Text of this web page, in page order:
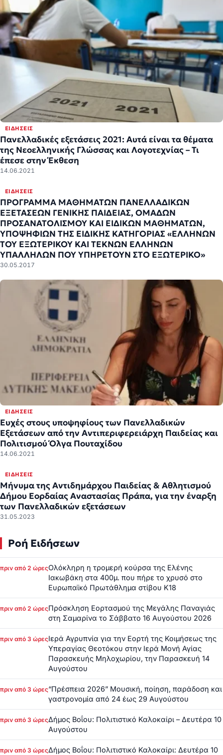
ΕΙΔΉΣΕΙΣ
Πανελλαδικές εξετάσεις 2021: Αυτά είναι τα θέματα
της Νεοελληνικής Γλώσσας και Λογοτεχνίας – Τι
έπεσε στην Έκθεση
14.06.2021
ΕΙΔΉΣΕΙΣ
ΠΡΟΓΡΑΜΜΑ ΜΑΘΗΜΑΤΩΝ ΠΑΝΕΛΛΑΔΙΚΩΝ
ΕΞΕΤΑΣΕΩΝ ΓΕΝΙΚΗΣ ΠΑΙΔΕΙΑΣ, ΟΜΑΔΩΝ
ΠΡΟΣΑΝΑΤΟΛΙΣΜΟΥ ΚΑΙ ΕΙΔΙΚΩΝ ΜΑΘΗΜΑΤΩΝ,
ΥΠΟΨΗΦΙΩΝ ΤΗΣ ΕΙΔΙΚΗΣ ΚΑΤΗΓΟΡΙΑΣ «ΕΛΛΗΝΩΝ
ΤΟΥ ΕΞΩΤΕΡΙΚΟΥ ΚΑΙ ΤΕΚΝΩΝ ΕΛΛΗΝΩΝ
ΥΠΑΛΛΗΛΩΝ ΠΟΥ ΥΠΗΡΕΤΟΥΝ ΣΤΟ ΕΞΩΤΕΡΙΚΟ»
30.05.2017
ΕΙΔΉΣΕΙΣ
Ευχές στους υποψηφίους των Πανελλαδικών
Εξετάσεων από την Αντιπεριφερειάρχη Παιδείας και
Πολιτισμού Όλγα Πουταχίδου
14.06.2021
ΕΙΔΉΣΕΙΣ
Μήνυμα της Αντιδημάρχου Παιδείας & Αθλητισμού
Δήμου Εορδαίας Αναστασίας Πράπα, για την έναρξη
των Πανελλαδικών εξετάσεων
31.05.2023
Ροή Ειδήσεων
πριν από 2 ώρεςΟλόκληρη η τρομερή κούρσα της Ελένης
Ιακωβάκη στα 400μ. που πήρε το χρυσό στο
Ευρωπαϊκό Πρωτάθλημα στίβου Κ18
πριν από 2 ώρεςΠρόσκληση Εορτασμού της Μεγάλης Παναγιάς
στη Σαμαρίνα το Σάββατο 16 Αυγούστου 2026
πριν από 3 ώρεςΙερά Αγρυπνία για την Εορτή της Κοιμήσεως της
Υπεραγίας Θεοτόκου στην Ιερά Μονή Αγίας
Παρασκευής Μηλοχωρίου, την Παρασκευή 14
Αυγούστου
πριν από 3 ώρες“Πρέσπεια 2026” Μουσική, ποίηση, παράδοση και
γαστρονομία από 24 έως 29 Αυγούστου
πριν από 3 ώρεςΔήμος Βοΐου: Πολιτιστικό Καλοκαίρι – Δευτέρα 10
Αυγούστου
πριν από 3 ώρεςΔήμος Βοΐου: Πολιτιστικό Καλοκαίρι: Δευτέρα 10